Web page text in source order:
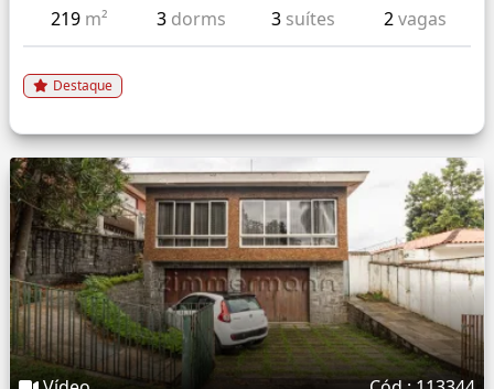
219 m² 3 dorms 3 suítes 2vagas
Destaque